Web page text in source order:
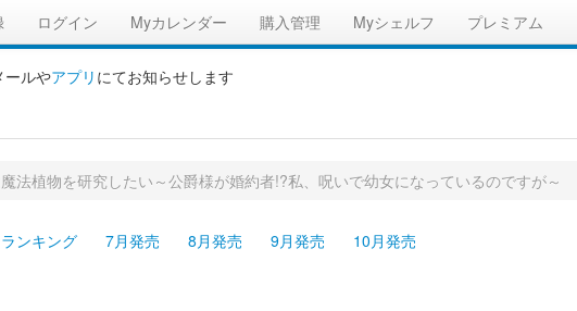
ログイン Myカレンダー 購入管理 Myシェルフ プレミアム
ールやアプリ にてお知らせします
法植物を研究したい～公爵様が婚約者!?私、呪いで幼女になっているのですが～
ランキング 7月発売 8月発売 9月発売 10月発売